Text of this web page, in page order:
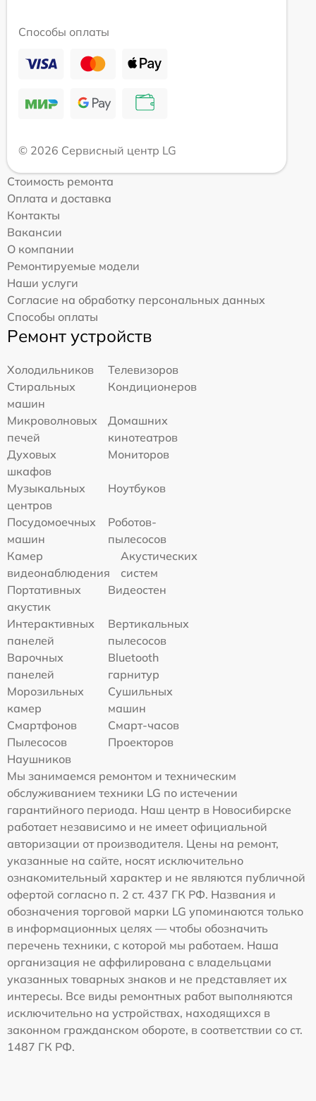
Способы оплаты
© 2026 Сервисный центр LG
Стоимость ремонта
Оплата и доставка
Контакты
Вакансии
О компании
Ремонтируемые модели
Наши услуги
Согласие на обработку персональных данных
Способы оплаты
Ремонт устройств
Холодильников
Телевизоров
Стиральных
машин
Кондиционеров
Микроволновых
печей
Домашних
кинотеатров
Духовых
шкафов
Мониторов
Музыкальных
центров
Ноутбуков
Посудомоечных
машин
Роботов-
пылесосов
Камер
видеонаблюдения
Акустических
систем
Портативных
акустик
Видеостен
Интерактивных
панелей
Вертикальных
пылесосов
Варочных
панелей
Bluetooth
гарнитур
Морозильных
камер
Сушильных
машин
Смартфонов
Смарт-часов
Пылесосов
Проекторов
Наушников
Мы занимаемся ремонтом и техническим
обслуживанием техники LG по истечении
гарантийного периода. Наш центр в Новосибирске
работает независимо и не имеет официальной
авторизации от производителя. Цены на ремонт,
указанные на сайте, носят исключительно
ознакомительный характер и не являются публичной
офертой согласно п. 2 ст. 437 ГК РФ. Названия и
обозначения торговой марки LG упоминаются только
в информационных целях — чтобы обозначить
перечень техники, с которой мы работаем. Наша
организация не аффилирована с владельцами
указанных товарных знаков и не представляет их
интересы. Все виды ремонтных работ выполняются
исключительно на устройствах, находящихся в
законном гражданском обороте, в соответствии со ст.
1487 ГК РФ.